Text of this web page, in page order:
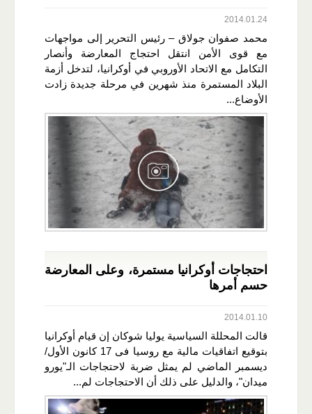
2014.01.24
محمد صفوان جولاق – رئيس التحرير إلى مواجهات
مع قوى الأمن انتقل احتجاج المعارضة وأنصار
التكامل مع الاتحاد الأوروبي في أوكرانيا، لتدخل أزمة
البلاد المستمرة منذ شهرين في مرحلة جديدة زادت
الأوضاع...
احتجاجات أوكرانيا مستمرة، وعلى المعارضة
حسم أمرها
2014.01.10
قالت المحللة السياسية يوليا شوكان إن قيام أوكرانيا
بتوقيع اتفاقيات مالية مع روسيا فى 17 كانون الأول/
ديسمبر الماضي لم يمثل ضربة لاحتجاجات الـ"يورو
ميدان"، والدليل على ذلك أن الاحتجاجات لم...